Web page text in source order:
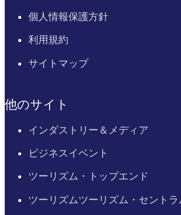
個人情報保護方針
利用規約
サイトマップ
他のサイト
インダストリー＆メディア
ビジネスイベント
ツーリズム・トップエンド
ツーリズムツーリズム・セント